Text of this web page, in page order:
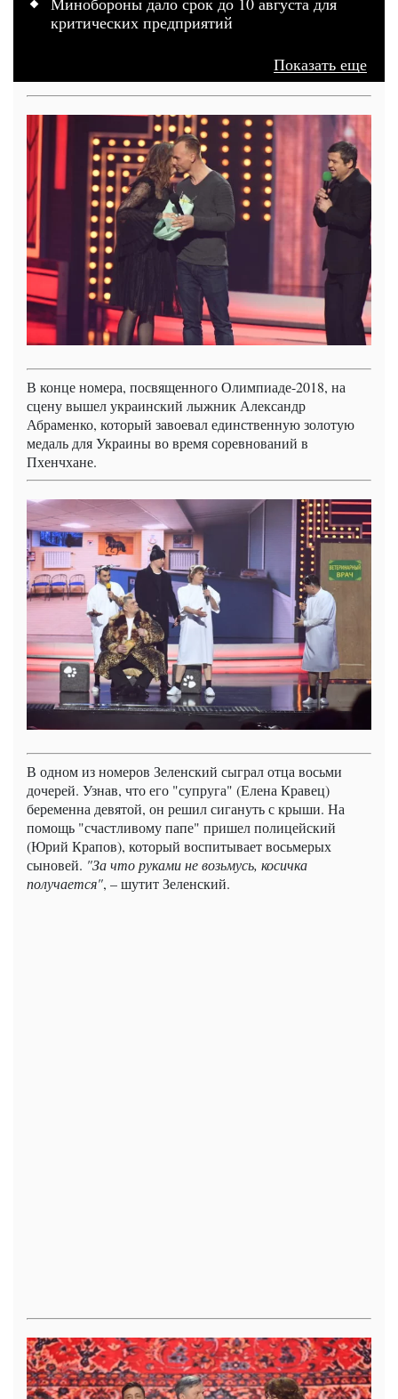
критических предприятий
Показать еще
В конце номера, посвященного Олимпиаде-2018, на
сцену вышел украинский лыжник Александр
Абраменко, который завоевал единственную золотую
медаль для Украины во время соревнований в
Пхенчхане.
В одном из номеров Зеленский сыграл отца восьми
дочерей. Узнав, что его "супруга" (Елена Кравец)
беременна девятой, он решил сигануть с крыши. На
помощь "счастливому папе" пришел полицейский
(Юрий Крапов), который воспитывает восьмерых
сыновей. "За что руками не возьмусь, косичка
получается", – шутит Зеленский.